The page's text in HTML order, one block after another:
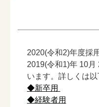
2020(令和2)年度採
2019(令和1)年 10
います。詳しくは
◆新卒用
◆経験者用